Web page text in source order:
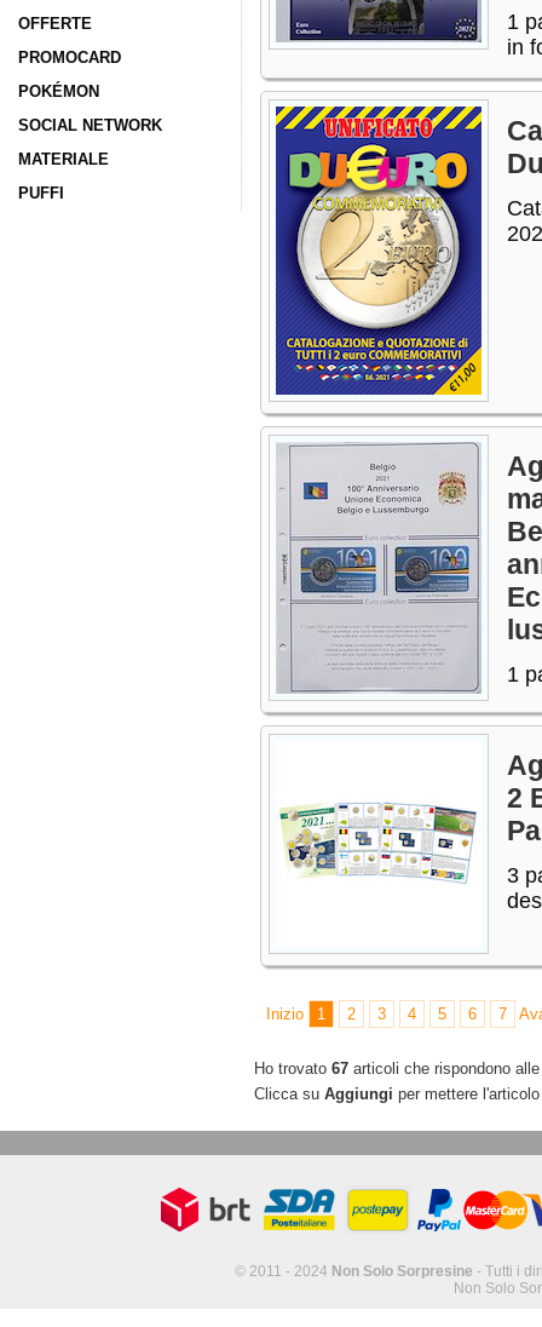
OFFERTE
PROMOCARD
POKÉMON
SOCIAL NETWORK
MATERIALE
PUFFI
1
in
1
2
3
Inizio 1 2 3 4 5 6 7
Ho trovato 67 articoli che rispondono
Clicca su Aggiungi per mettere
© 2011 - 2024 Non Solo Sorpresine - Tutti i
Non Solo